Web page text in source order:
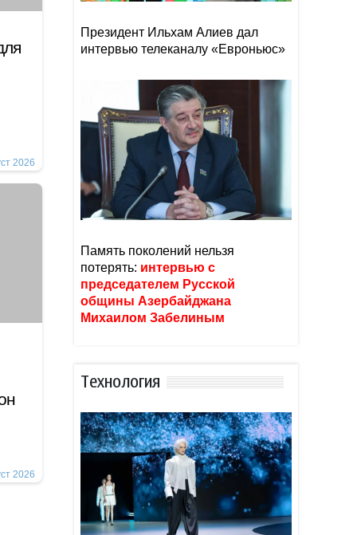
2026
2026
Президент Ильхам Алиев дал
интервью телеканалу «Евроньюс»
Память поколений нельзя
потерять: интервью с
председателем Русской
общины Азербайджана
Михаилом Забелиным
Тexнoлoгия